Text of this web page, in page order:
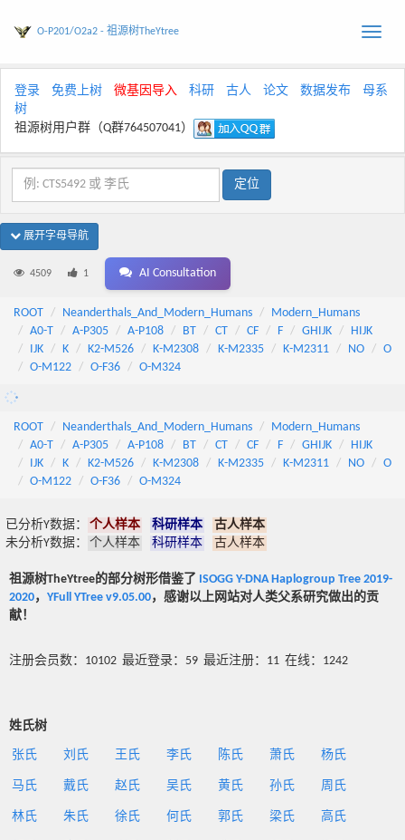
Toggle
O-P201/O2a2 - 祖源树TheYtree
登录 免费上树 微基因导入 科研 古人 论文 数据发布
母系
树
祖源树用户群（Q群764507041）
展开字母导航
4509 1 AI Consultation
ROOT Neanderthals_And_Modern_Humans
Modern_Humans
A0-T
A-P305 A-P108 BT CT CF F GHIJK
HIJK
IJK
K K2-M526 K-M2308 K-M2335 K-M2311 NO
O
O-M122
O-F36 O-M324
ROOT Neanderthals_And_Modern_Humans
Modern_Humans
A0-T
A-P305 A-P108 BT CT CF F GHIJK
HIJK
IJK
K K2-M526 K-M2308 K-M2335 K-M2311 NO
O
O-M122
O-F36 O-M324
已分析Y数据： 个人样本 科研样本
古人样本
未分析Y数据：
个人样本 科研样本 古人样本
祖源树TheYtree的部分树形借鉴了 ISOGG Y-DNA Haplogroup Tree 2019-
2020， YFull YTree v9.05.00，感谢以上网站对人类父系研究做出的贡
献！
注册会员数：10102 最近登录：59 最近注册：11 在线：1242
姓氏树
张氏 刘氏 王氏 李氏 陈氏 萧氏 杨氏
马氏 戴氏 赵氏 吴氏 黄氏 孙氏 周氏
林氏 朱氏 徐氏 何氏 郭氏 梁氏 高氏